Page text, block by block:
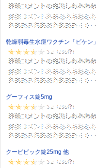
乾燥弱毒生水痘ワクチン「ビケン」
グーフィス錠5mg
クービビック錠25mg 他